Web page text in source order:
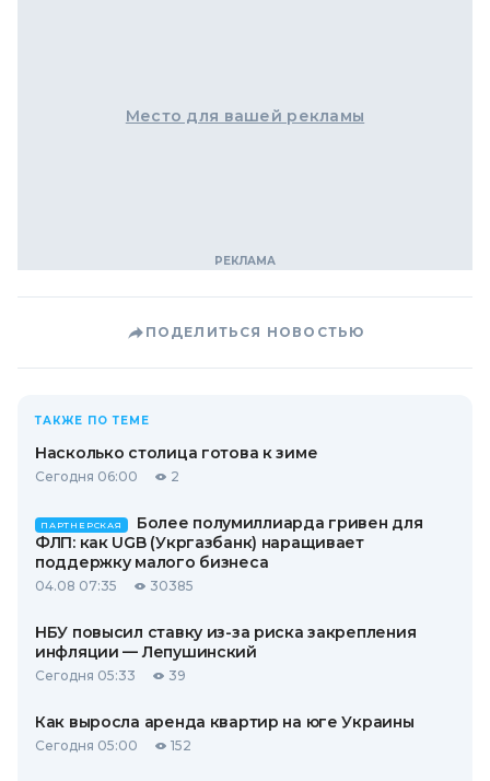
Место для вашей рекламы
ПОДЕЛИТЬСЯ НОВОСТЬЮ
ТАКЖЕ ПО ТЕМЕ
Насколько столица готова к зиме
Сегодня 06:00 2
ПАРТНЕРСКАЯ
Более полумиллиарда гривен для
ФЛП: как UGB (Укргазбанк) наращивает
поддержку малого бизнеса
04.08 07:35 30385
НБУ повысил ставку из-за риска закрепления
инфляции — Лепушинский
Сегодня 05:33 39
Как выросла аренда квартир на юге Украины
Сегодня 05:00 152